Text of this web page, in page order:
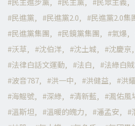
民進黨
民進黨2.0 民進黨2.0集
民進黨集團
民鏡黨集團 氣爆
沃草
沈伯洋 沈土城 沈慶京
法律白話文運動
法白 法綠白
波音787
洪一中 洪健益 洪
海鯤號
深綠 清新藍 渢佑風
溫斯坦
溫暖的魄力 潘孟安